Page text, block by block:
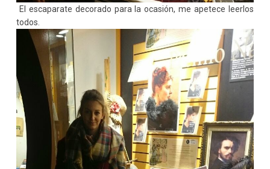
El escaparate decorado para la ocasión, me apetece leerlos
todos.